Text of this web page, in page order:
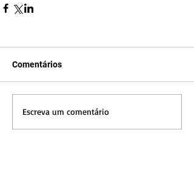
Comentários
Escreva um comentário